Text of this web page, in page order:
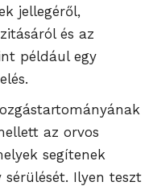
jellegéről,
és az
például egy
az orvos
segítenek
Ilyen teszt